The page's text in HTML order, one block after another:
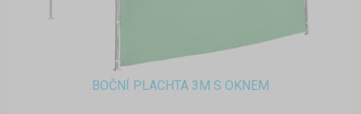
BOČNÍ PLACHTA 3M S OKNEM